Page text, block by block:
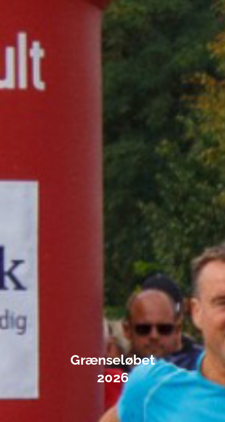
Grænseløbet
2026